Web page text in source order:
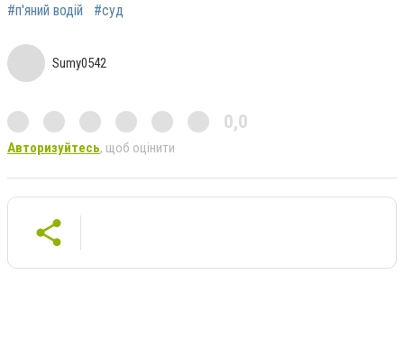
#п'яний водій #суд
Sumy0542
0,0
Авторизуйтесь, щоб оцінити